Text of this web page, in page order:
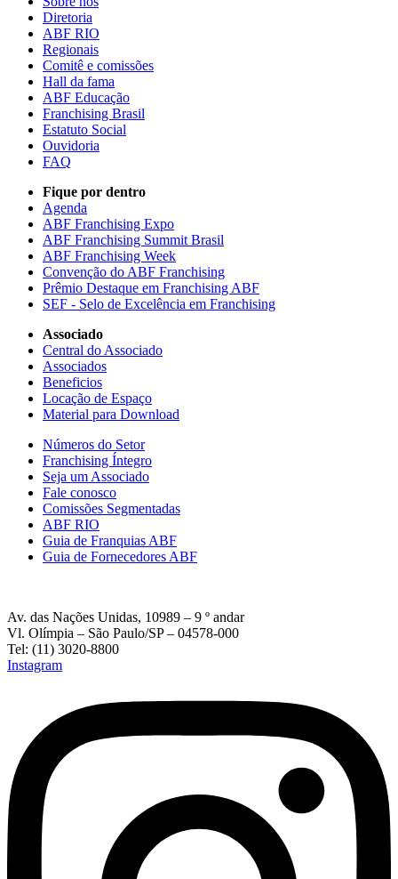
Diretoria
ABF RIO
Regionais
Comitê e comissões
Hall da fama
ABF Educação
Franchising Brasil
Estatuto Social
Ouvidoria
FAQ
Fique por dentro
Agenda
ABF Franchising Expo
ABF Franchising Summit Brasil
ABF Franchising Week
Convenção do ABF Franchising
Prêmio Destaque em Franchising ABF
SEF - Selo de Excelência em Franchising
Associado
Central do Associado
Associados
Beneficios
Locação de Espaço
Material para Download
Números do Setor
Franchising Íntegro
Seja um Associado
Fale conosco
Comissões Segmentadas
ABF RIO
Guia de Franquias ABF
Guia de Fornecedores ABF
Av. das Nações Unidas, 10989 – 9 º andar
Vl. Olímpia – São Paulo/SP – 04578-000
Tel: (11) 3020-8800
Instagram